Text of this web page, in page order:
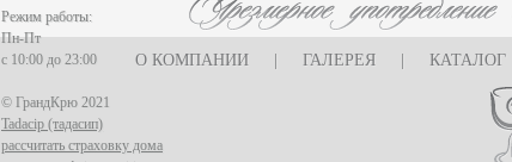
О КОМПАНИИ ГАЛЕРЕЯ КАТАЛОГ
Режим работы:
Пн-Пт
с 10:00 до 23:00
© ГрандКрю 2021
Tadacip (тадасип)
рассчитать страховку дома